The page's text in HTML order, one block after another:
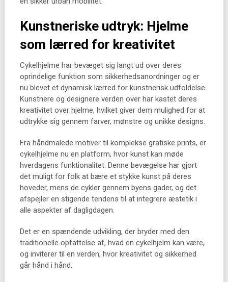
Kunstneriske udtryk: Hjelme
som lærred for kreativitet
Cykelhjelme har bevæget sig langt ud over deres
oprindelige funktion som sikkerhedsanordninger og er
nu blevet et dynamisk lærred for kunstnerisk udfoldelse.
Kunstnere og designere verden over har kastet deres
kreativitet over hjelme, hvilket giver dem mulighed for at
udtrykke sig gennem farver, mønstre og unikke designs.
Fra håndmalede motiver til komplekse grafiske prints, er
cykelhjelme nu en platform, hvor kunst kan møde
hverdagens funktionalitet. Denne bevægelse har gjort
det muligt for folk at bære et stykke kunst på deres
hoveder, mens de cykler gennem byens gader, og det
afspejler en stigende tendens til at integrere æstetik i
alle aspekter af dagligdagen.
Det er en spændende udvikling, der bryder med den
traditionelle opfattelse af, hvad en cykelhjelm kan være,
og inviterer til en verden, hvor kreativitet og sikkerhed
går hånd i hånd.